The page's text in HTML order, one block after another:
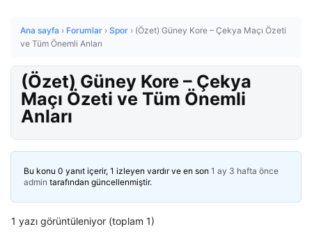
Ana sayfa › Forumlar › Spor › (Özet) Güney Kore – Çekya Maçı Özeti
ve Tüm Önemli Anları
(Özet) Güney Kore – Çekya
Maçı Özeti ve Tüm Önemli
Anları
Bu konu 0 yanıt içerir, 1 izleyen vardır ve en son 1 ay 3 hafta önce
admin tarafından güncellenmiştir.
1 yazı görüntüleniyor (toplam 1)